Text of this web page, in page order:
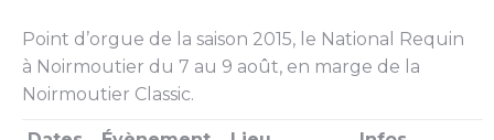
Point d’orgue de la saison 2015, le National Requin
à Noirmoutier du 7 au 9 août, en marge de la
Noirmoutier Classic.